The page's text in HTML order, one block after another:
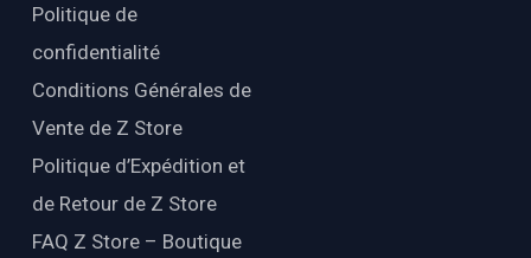
Politique de
confidentialité
Conditions Générales de
Vente de Z Store
Politique d’Expédition et
de Retour de Z Store
FAQ Z Store – Boutique